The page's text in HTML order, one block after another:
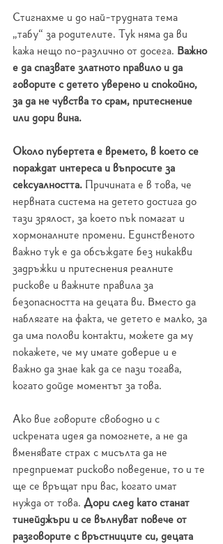
Стигнахме и до най-трудната тема
„табу“ за родителите. Тук няма да ви
кажа нещо по-различно от досега. Важно
е да спазвате златното правило и да
говорите с детето уверено и спокойно,
за да не чувства то срам, притеснение
или дори вина.
Около пубертета е времето, в което се
пораждат интереса и въпросите за
сексуалността. Причината е в това, че
нервната система на детето достига до
тази зрялост, за което пък помагат и
хормоналните промени. Единственото
важно тук е да обсъждате без никакви
задръжки и притеснения реалните
рискове и важните правила за
безопасността на децата ви. Вместо да
наблягате на факта, че детето е малко, за
да има полови контакти, можете да му
покажете, че му имате доверие и е
важно да знае как да се пази тогава,
когато дойде моментът за това.
Ако вие говорите свободно и с
искрената идея да помогнете, а не да
вменявате страх с мисълта да не
предприемат рисково поведение, то и те
ще се връщат при вас, когато имат
нужда от това. Дори след като станат
тинейджъри и се вълнуват повече от
разговорите с връстниците си, децата